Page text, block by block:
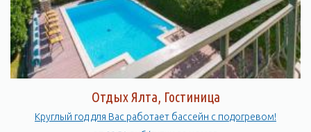
Отдых Ялта, Гостиница
Круглый год для Вас работает бассейн с подогревом!